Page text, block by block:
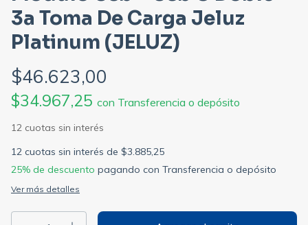
3a Toma De Carga Jeluz
Platinum (JELUZ)
$46.623,00
$34.967,25 con Transferencia o depósito
12 cuotas sin interés de $3.885,25
25% de descuento pagando con Transferencia o depósito
Ver más detalles